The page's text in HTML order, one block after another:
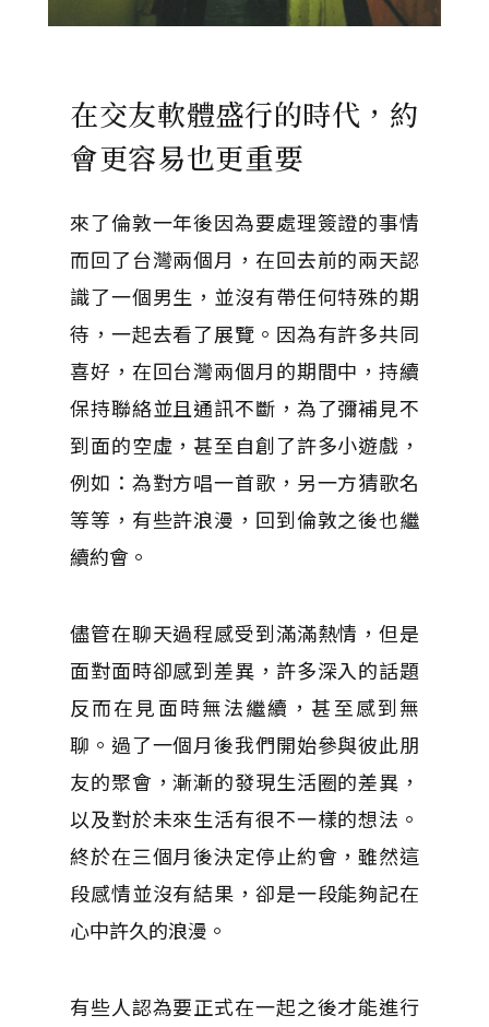
在交友軟體盛行的時代，約
會更容易也更重要
來了倫敦一年後因為要處理簽證的事情
而回了台灣兩個月，在回去前的兩天認
識了一個男生，並沒有帶任何特殊的期
待，一起去看了展覽。因為有許多共同
喜好，在回台灣兩個月的期間中，持續
保持聯絡並且通訊不斷，為了彌補見不
到面的空虛，甚至自創了許多小遊戲，
例如：為對方唱一首歌，另一方猜歌名
等等，有些許浪漫，回到倫敦之後也繼
續約會。
儘管在聊天過程感受到滿滿熱情，但是
面對面時卻感到差異，許多深入的話題
反而在見面時無法繼續，甚至感到無
聊。過了一個月後我們開始參與彼此朋
友的聚會，漸漸的發現生活圈的差異，
以及對於未來生活有很不一樣的想法。
終於在三個月後決定停止約會，雖然這
段感情並沒有結果，卻是一段能夠記在
心中許久的浪漫。
有些人認為要正式在一起之後才能進行